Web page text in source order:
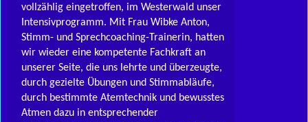
vollzählig eingetroffen, im Westerwald unser
Intensivprogramm. Mit Frau Wibke Anton,
Stimm- und Sprechcoaching-Trainerin, hatten
wir wieder eine kompetente Fachkraft an
unserer Seite, die uns lehrte und überzeugte,
durch gezielte Übungen und Stimmabläufe,
durch bestimmte Atemtechnik und bewusstes
Atmen dazu in entsprechender